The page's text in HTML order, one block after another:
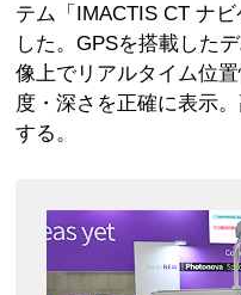
テム「IMACTIS CT ナ
した。GPSを搭載した
像上でリアルタイム位
度・深さを正確に表示
する。